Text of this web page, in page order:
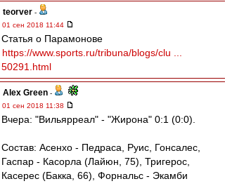
teorver -
01 сен 2018 11:44
Статья о Парамонове
https://www.sports.ru/tribuna/blogs/clu ...
50291.html
Alex Green -
01 сен 2018 11:38
Вчера: "Вильярреал" - "Жирона" 0:1 (0:0).
Состав: Асенхо - Педраса, Руис, Гонсалес,
Гаспар - Касорла (Лайюн, 75), Тригерос,
Касерес (Бакка, 66), Форнальс - Экамби